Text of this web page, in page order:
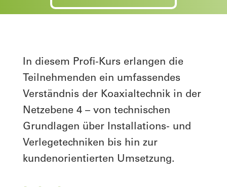
In diesem Profi-Kurs erlangen die
Teilnehmenden ein umfassendes
Verständnis der Koaxialtechnik in der
Netzebene 4 – von technischen
Grundlagen über Installations- und
Verlegetechniken bis hin zur
kundenorientierten Umsetzung.